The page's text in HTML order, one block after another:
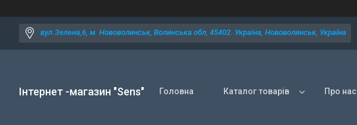
вул.Зелена,6, м. Нововолинськ, Волинська обл, 45402. Україна, Нововолинськ, Україна
Інтернет -магазин "Sens" Головна Каталог товарів Про нас